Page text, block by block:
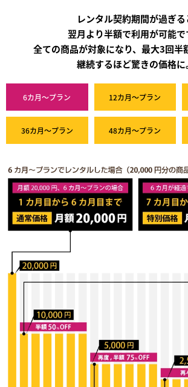
レンタル契約期間が過ぎる
翌月より半額で利用が可能で
全ての商品が対象になり、最大3回半
継続するほど驚きの価格に
6カ月～プラン 12カ月～プラン
36カ月～プラン 48カ月～プラン